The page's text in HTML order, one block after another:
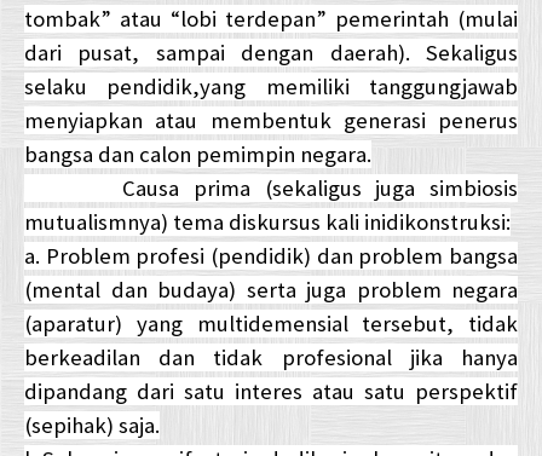
tombak” atau “lobi terdepan” pemerintah (mulai
dari pusat, sampai dengan daerah). Sekaligus
selaku pendidik,yang memiliki tanggungjawab
menyiapkan atau membentuk generasi penerus
bangsa dan calon pemimpin negara.
Causa prima (sekaligus juga simbiosis
mutualismnya) tema diskursus kali inidikonstruksi:
a. Problem profesi (pendidik) dan problem bangsa
(mental dan budaya) serta juga problem negara
(aparatur) yang multidemensial tersebut, tidak
berkeadilan dan tidak profesional jika hanya
dipandang dari satu interes atau satu perspektif
(sepihak) saja.